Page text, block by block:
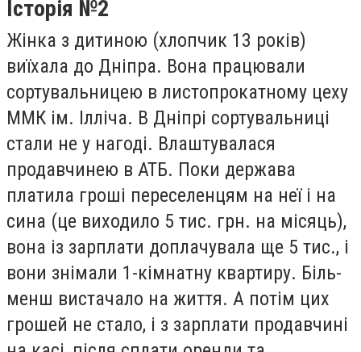
Історія №2
Жінка з дитиною (хлопчик 13 років)
виїхала до Дніпра. Вона працювали
сортувальницею в листопрокатному цеху
ММК ім. Ілліча. В Дніпрі сортувальниці
стали не у нагоді. Влаштувалася
продавчинею в АТБ. Поки держава
платила гроші переселенцям на неї і на
сина (це виходило 5 тис. грн. на місяць),
вона із зарплати доплачувала ще 5 тис., і
вони знімали 1-кімнатну квартиру. Біль-
менш вистачало на життя. А потім цих
грошей не стало, і з зарплати продавчині